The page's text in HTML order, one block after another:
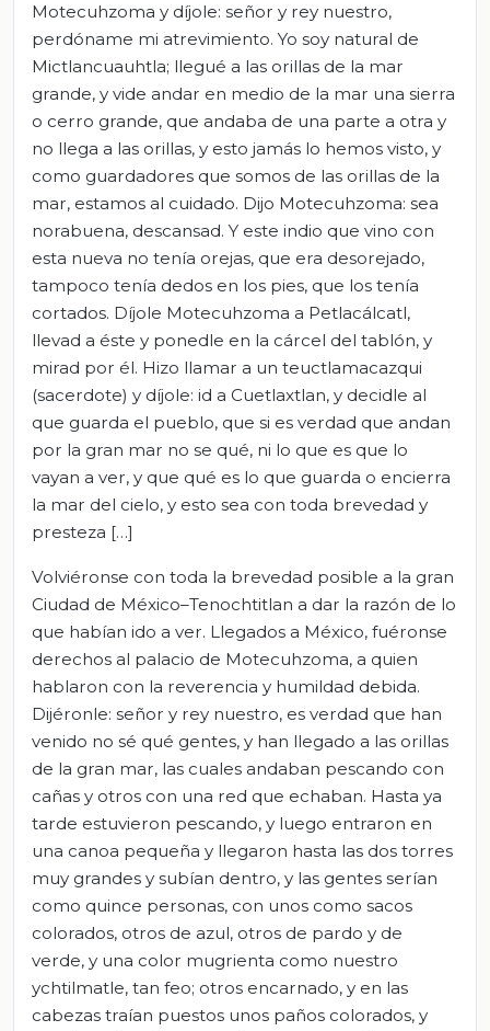
Motecuhzoma y díjole: señor y rey nuestro,
perdóname mi atrevimiento. Yo soy natural de
Mictlancuauhtla; llegué a las orillas de la mar
grande, y vide andar en medio de la mar una sierra
o cerro grande, que andaba de una parte a otra y
no llega a las orillas, y esto jamás lo hemos visto, y
como guardadores que somos de las orillas de la
mar, estamos al cuidado. Dijo Motecuhzoma: sea
norabuena, descansad. Y este indio que vino con
esta nueva no tenía orejas, que era desorejado,
tampoco tenía dedos en los pies, que los tenía
cortados. Díjole Motecuhzoma a Petlacálcatl,
llevad a éste y ponedle en la cárcel del tablón, y
mirad por él. Hizo llamar a un teuctlamacazqui
(sacerdote) y díjole: id a Cuetlaxtlan, y decidle al
que guarda el pueblo, que si es verdad que andan
por la gran mar no se qué, ni lo que es que lo
vayan a ver, y que qué es lo que guarda o encierra
la mar del cielo, y esto sea con toda brevedad y
presteza […]
Volviéronse con toda la brevedad posible a la gran
Ciudad de México–Tenochtitlan a dar la razón de lo
que habían ido a ver. Llegados a México, fuéronse
derechos al palacio de Motecuhzoma, a quien
hablaron con la reverencia y humildad debida.
Dijéronle: señor y rey nuestro, es verdad que han
venido no sé qué gentes, y han llegado a las orillas
de la gran mar, las cuales andaban pescando con
cañas y otros con una red que echaban. Hasta ya
tarde estuvieron pescando, y luego entraron en
una canoa pequeña y llegaron hasta las dos torres
muy grandes y subían dentro, y las gentes serían
como quince personas, con unos como sacos
colorados, otros de azul, otros de pardo y de
verde, y una color mugrienta como nuestro
ychtilmatle, tan feo; otros encarnado, y en las
cabezas traían puestos unos paños colorados, y